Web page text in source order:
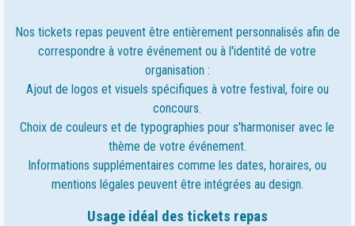
Nos tickets repas peuvent être entièrement personnalisés afin de
correspondre à votre événement ou à l'identité de votre
organisation :
Ajout de logos et visuels spécifiques à votre festival, foire ou
concours.
Choix de couleurs et de typographies pour s'harmoniser avec le
thème de votre événement.
Informations supplémentaires comme les dates, horaires, ou
mentions légales peuvent être intégrées au design.
Usage idéal des tickets repas